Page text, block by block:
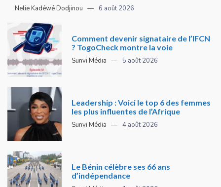
Nelie Kadéwé Dodjinou 6 août 2026
Comment devenir signataire de l’IFCN
? TogoCheck montre la voie
Sunvi Média 5 août 2026
Leadership : Voici le top 6 des femmes
les plus influentes de l’Afrique
Sunvi Média 4 août 2026
Le Bénin célèbre ses 66 ans
d’indépendance